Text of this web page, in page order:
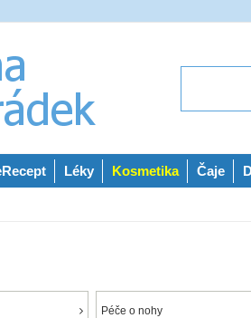
Léky Kosmetika Čaje
Péče o nohy